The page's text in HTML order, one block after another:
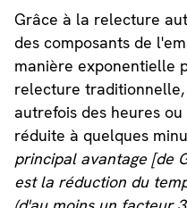
Grâce à la relecture
des composants de
manière exponentielle
relecture
autrefois des heures
réduite à quelques
principal avantage [de
est la réduction du